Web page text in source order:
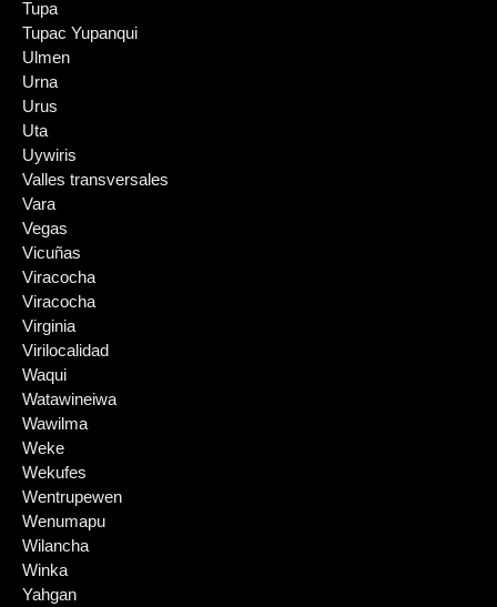
Tupa
Tupac Yupanqui
Ulmen
Urna
Urus
Uta
Uywiris
Valles transversales
Vara
Vegas
Vicuñas
Viracocha
Viracocha
Virginia
Virilocalidad
Waqui
Watawineiwa
Wawilma
Weke
Wekufes
Wentrupewen
Wenumapu
Wilancha
Winka
Yahgan